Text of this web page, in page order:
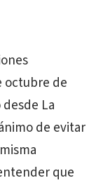
octubre de
La
de evitar
que